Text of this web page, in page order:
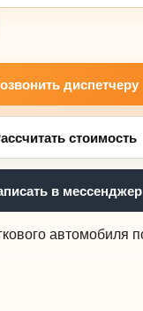
диспетчеру
стоимость
в мессенджер